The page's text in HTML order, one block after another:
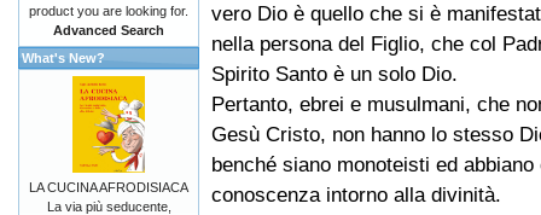
vero Dio è quello che si è
nella persona del Figlio, che col
Spirito Santo è un solo Dio.
Pertanto, ebrei e musulmani, che
Gesù Cristo, non hanno lo stesso
benché siano monoteisti ed abbiano
conoscenza intorno alla divinità.
product you are looking for.
Advanced Search
What's New?
LA CUCINA AFRODISIACA
La via più seducente,